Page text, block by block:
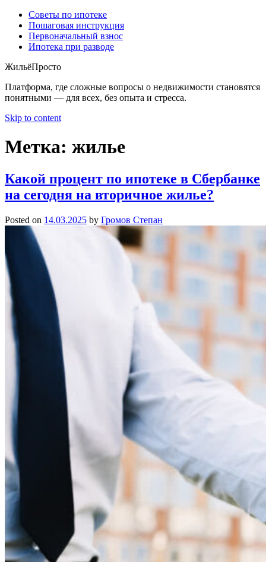
Советы по ипотеке
Пошаговая инструкция
Первоначальный взнос
Ипотека при разводе
ЖильёПросто
Платформа, где сложные вопросы о недвижимости становятся
понятными — для всех, без опыта и стресса.
Skip to content
Метка: жилье
Какой процент по ипотеке в Сбербанке
на сегодня на вторичное жилье?
Posted on 14.03.2025 by Громов Степан